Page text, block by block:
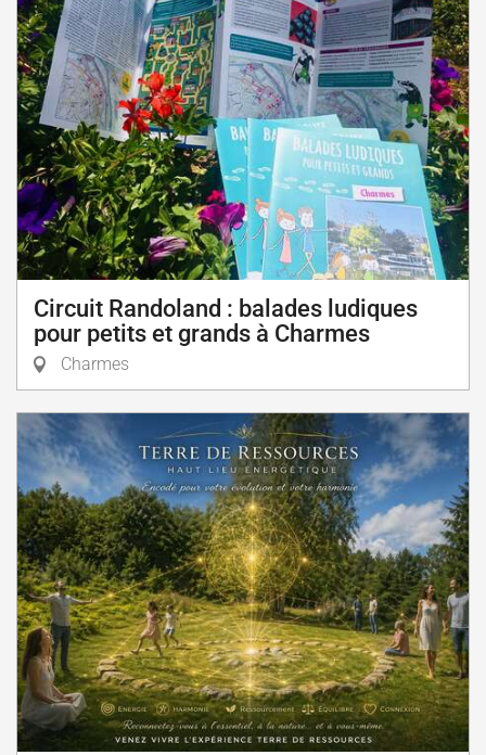
Circuit Randoland : balades ludiques
pour petits et grands à Charmes
Charmes